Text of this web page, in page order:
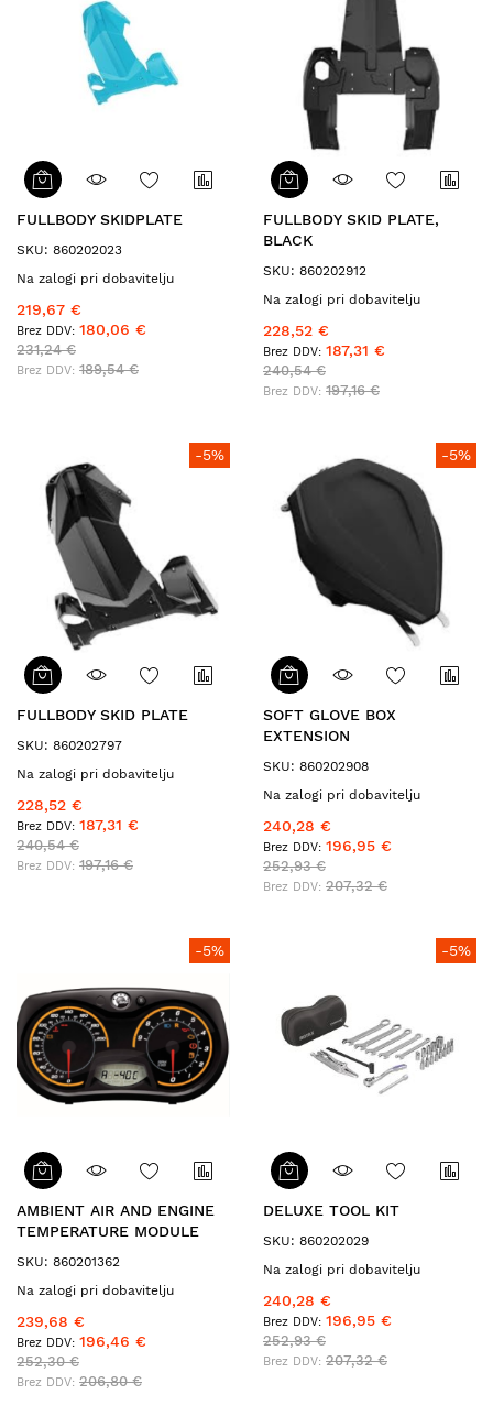
FULLBODY SKIDPLATE
SKU: 860202023
Na zalogi pri dobavitelju
219,67 €
180,06 €
231,24 €
189,54 €
FULLBODY SKID PLATE,
BLACK
SKU: 860202912
Na zalogi pri dobavitelju
228,52 €
187,31 €
240,54 €
197,16 €
-5%
FULLBODY SKID PLATE
SKU: 860202797
Na zalogi pri dobavitelju
228,52 €
187,31 €
240,54 €
197,16 €
-5%
SOFT GLOVE BOX
EXTENSION
SKU: 860202908
Na zalogi pri dobavitelju
240,28 €
196,95 €
252,93 €
207,32 €
-5%
AMBIENT AIR AND ENGINE
TEMPERATURE MODULE
SKU: 860201362
Na zalogi pri dobavitelju
239,68 €
196,46 €
252,30 €
206,80 €
-5%
DELUXE TOOL KIT
SKU: 860202029
Na zalogi pri dobavitelju
240,28 €
196,95 €
252,93 €
207,32 €